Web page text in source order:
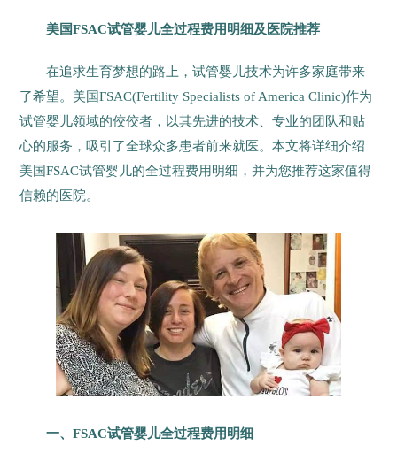
美国FSAC试管婴儿全过程费用明细及医院推荐
在追求生育梦想的路上，试管婴儿技术为许多家庭带来
了希望。美国FSAC(Fertility Specialists of America Clinic)作为
试管婴儿领域的佼佼者，以其先进的技术、专业的团队和贴
心的服务，吸引了全球众多患者前来就医。本文将详细介绍
美国FSAC试管婴儿的全过程费用明细，并为您推荐这家值得
信赖的医院。
一、FSAC试管婴儿全过程费用明细